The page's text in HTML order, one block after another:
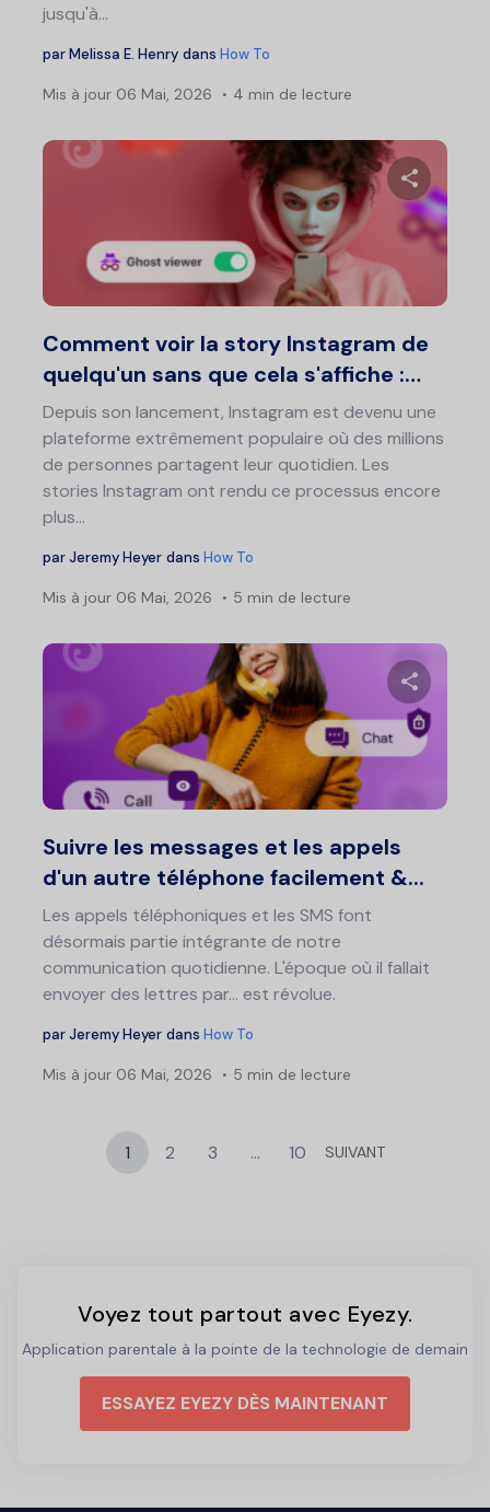
jusqu'à...
parMelissa E. Henry dans How To
Mis à jour 06 Mai, 2026 4 min de lecture
Comment voir la story Instagram de
quelqu'un sans que cela s'affiche :…
Depuis son lancement, Instagram est devenu une
plateforme extrêmement populaire où des millions
de personnes partagent leur quotidien. Les
stories Instagram ont rendu ce processus encore
plus...
parJeremy Heyer dans How To
Mis à jour 06 Mai, 2026 5 min de lecture
Suivre les messages et les appels
d'un autre téléphone facilement &...
Les appels téléphoniques et les SMS font
désormais partie intégrante de notre
communication quotidienne. L'époque où il fallait
envoyer des lettres par... est révolue.
parJeremy Heyer dans How To
Mis à jour 06 Mai, 2026 5 min de lecture
1 2 3 … 10 SUIVANT
Voyez tout partout avec Eyezy.
Application parentale à la pointe de la technologie de demain
ESSAYEZ EYEZY DÈS MAINTENANT